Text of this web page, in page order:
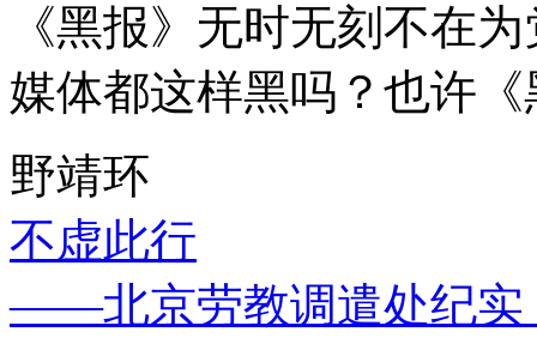
《黑报》无时无刻不在
媒体都这样黑吗？也许
野靖环
不虚此行
——北京劳教调遣处纪实